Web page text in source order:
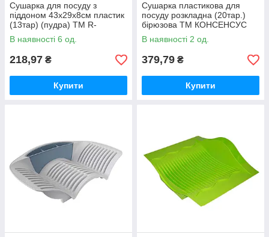
Сушарка для посуду з
піддоном 43х29х8см пластик
(13тар) (пудра) ТМ R-
PLASTIC
В наявності 6 од.
218,97 ₴
Купити
Сушарка пластикова для
посуду розкладна (20тар.)
бірюзова ТМ КОНСЕНСУС
В наявності 2 од.
379,79 ₴
Купити